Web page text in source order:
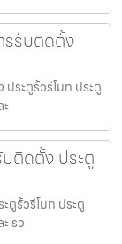
รรับติดตั้ง
ระตูรั้วรีโมท ประตู
ติดตั้ง ประตู
ตูรั้วรีโมท ประตู
รว